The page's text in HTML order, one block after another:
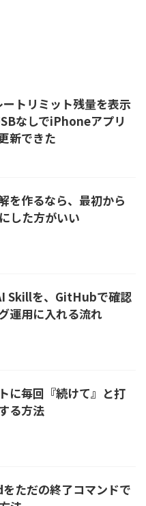
トリミット残量を表示
なしでiPhoneアプリ
新できた
を作るなら、最初から
した方がいい
Skillを、GitHubで確認
運用に入れる流れ
に毎回『続けて』と打
る方法
ただの終了コマンドで